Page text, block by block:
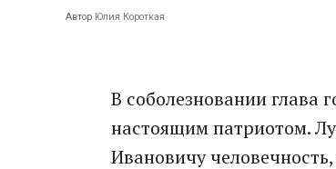
Автор Юлия Короткая
В соболезновании глава
настоящим патриотом.
Ивановичу